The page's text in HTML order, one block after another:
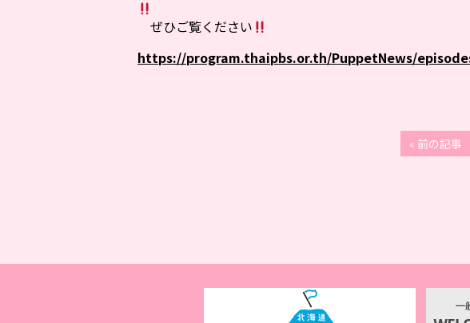
ぜひご覧ください
https://program.thaipbs.or.th/PuppetNews/
« 前の記事